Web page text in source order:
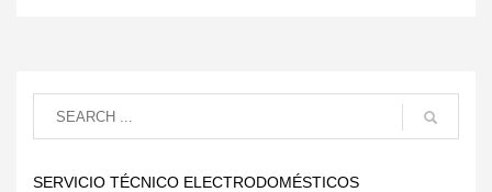
SERVICIO TÉCNICO ELECTRODOMÉSTICOS